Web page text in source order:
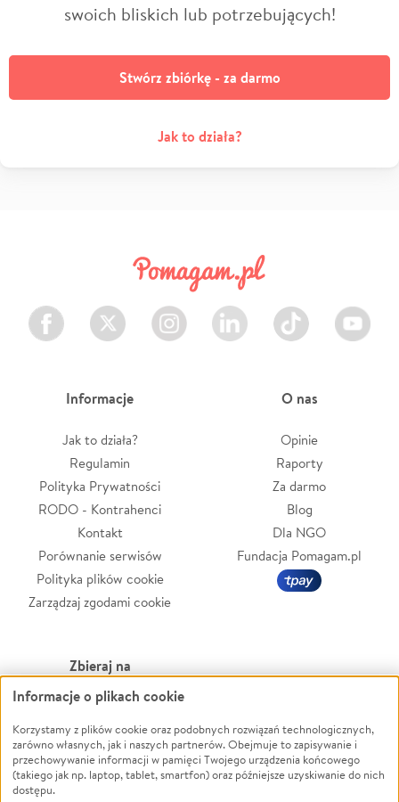
swoich bliskich lub potrzebujących!
Stwórz zbiórkę - za darmo
Jak to działa?
Facebook Twitter Instagram LinkedIn TikTok Youtube
Informacje
Jak to działa?
Regulamin
Polityka Prywatności
RODO - Kontrahenci
Kontakt
Porównanie serwisów
Polityka plików cookie
Zarządzaj zgodami cookie
O nas
Opinie
Raporty
Za darmo
Blog
Dla NGO
Fundacja Pomagam.pl
Zbieraj na
Leczenie
Zwierzęta
Pożar
Ukraina
Powódź
Wichura
NGO
Informacje o plikach cookie
Korzystamy z plików cookie oraz podobnych rozwiązań technologicznych,
zarówno własnych, jak i naszych partnerów. Obejmuje to zapisywanie i
przechowywanie informacji w pamięci Twojego urządzenia końcowego
(takiego jak np. laptop, tablet, smartfon) oraz późniejsze uzyskiwanie do nich
dostępu.